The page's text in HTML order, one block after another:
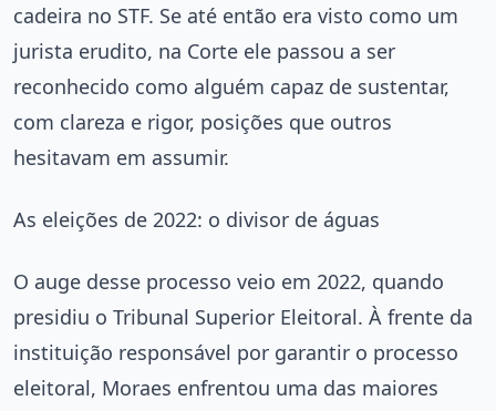
cadeira no STF. Se até então era visto como um
jurista erudito, na Corte ele passou a ser
reconhecido como alguém capaz de sustentar,
com clareza e rigor, posições que outros
hesitavam em assumir.
As eleições de 2022: o divisor de águas
O auge desse processo veio em 2022, quando
presidiu o Tribunal Superior Eleitoral. À frente da
instituição responsável por garantir o processo
eleitoral, Moraes enfrentou uma das maiores